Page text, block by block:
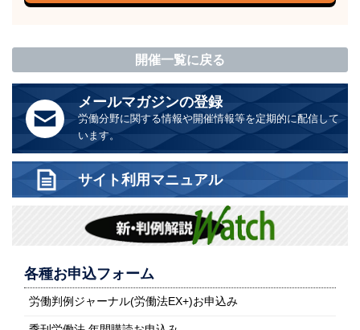
開催一覧に戻る
メールマガジンの登録
労働分野に関する情報や開催情報等を定期的に配信して
います。
サイト利用マニュアル
各種お申込フォーム
労働判例ジャーナル(労働法EX+)お申込み